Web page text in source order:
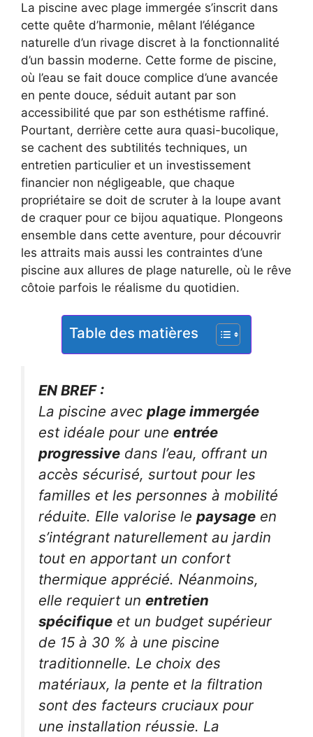
La piscine avec plage immergée s’inscrit dans
cette quête d’harmonie, mêlant l’élégance
naturelle d’un rivage discret à la fonctionnalité
d’un bassin moderne. Cette forme de piscine,
où l’eau se fait douce complice d’une avancée
en pente douce, séduit autant par son
accessibilité que par son esthétisme raffiné.
Pourtant, derrière cette aura quasi-bucolique,
se cachent des subtilités techniques, un
entretien particulier et un investissement
financier non négligeable, que chaque
propriétaire se doit de scruter à la loupe avant
de craquer pour ce bijou aquatique. Plongeons
ensemble dans cette aventure, pour découvrir
les attraits mais aussi les contraintes d’une
piscine aux allures de plage naturelle, où le rêve
côtoie parfois le réalisme du quotidien.
Table des matières
EN BREF :
La piscine avec plage immergée
est idéale pour une entrée
progressive dans l’eau, offrant un
accès sécurisé, surtout pour les
familles et les personnes à mobilité
réduite. Elle valorise le paysage en
s’intégrant naturellement au jardin
tout en apportant un confort
thermique apprécié. Néanmoins,
elle requiert un entretien
spécifique et un budget supérieur
de 15 à 30 % à une piscine
traditionnelle. Le choix des
matériaux, la pente et la filtration
sont des facteurs cruciaux pour
une installation réussie. La